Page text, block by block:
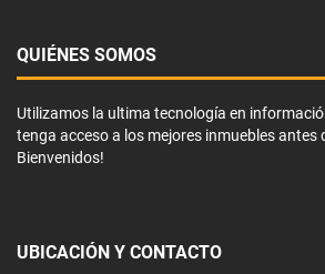
QUIÉNES SOMOS
Utilizamos la ultima tecnología en
tenga acceso a los mejores inmuebles antes
Bienvenidos!
UBICACIÓN Y CONTACTO